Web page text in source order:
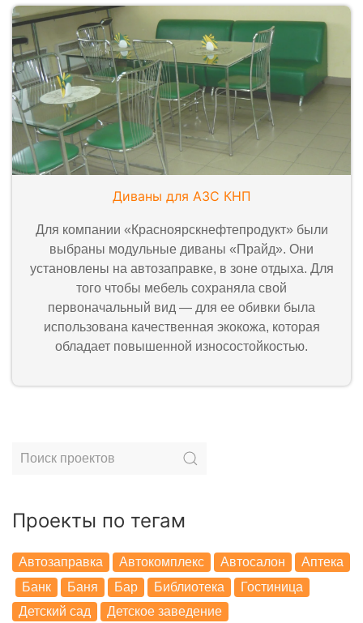
Диваны для АЗС КНП
Для компании «Красноярскнефтепродукт» были
выбраны модульные диваны «Прайд». Они
установлены на автозаправке, в зоне отдыха. Для
того чтобы мебель сохраняла свой
первоначальный вид — для ее обивки была
использована качественная экокожа, которая
обладает повышенной износостойкостью.
Проекты по тегам
Автозаправка Автокомплекс Автосалон
Аптека
Банк
Баня Бар Библиотека
Гостиница
Детский сад
Детское заведение